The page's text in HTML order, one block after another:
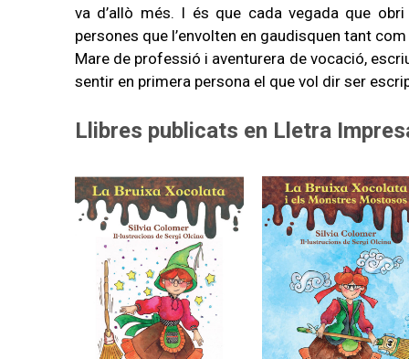
va d’allò més. I és que cada vegada que
persones que l’envolten en gaudisquen tant com
Mare de professió i aventurera de vocació,
sentir en primera persona el que vol dir ser
Llibres publicats en Lletra